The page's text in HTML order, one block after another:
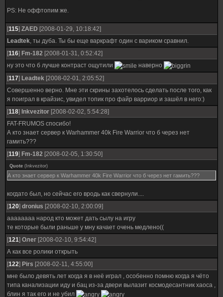
PS: Не оффтопим же.
[115] ZAED [2008-01-29, 10:18:42]
Leadtek, ты дуба. Ты бы еще варкрафт один с вариком сравнил.
[116] Fm-182 [2008-01-31, 0:52:42]
ну это что б лучше контраст ощутили
наверно
[117] Leadtek [2008-02-01, 2:05:52]
Совершенно верно. Мне эти скрины захотелось сделать после того, как
я поиграл в крайзис, увидел топик про файр варриор и зашёл в него:)
[118] Inkvezitor [2008-02-02, 5:54:28]
FAT-FRUMOS спосибо!
А кто знает сервер к Warhammer 40k Fire Warrior что б через нет
гамить???
[119] Fm-182 [2008-02-05, 1:30:50]
Quote ( Inkvezitor)
А кто знает сервер к Warhammer 40k Fire Warrior что б через нет гамить???
когдато был, но сейчас его вродь как свернули....
[120] dronius [2008-02-10, 2:00:09]
аааааааа народ кто может дать сылу на игру
те которые были раньше у мну качает очень медлено((
[121] Олег [2008-02-10, 9:54:42]
А как все ролики открыть
[122] Pirs [2008-02-11, 4:55:00]
мне было девять лет когда я в неё играл , особенно помню когда я чёто
типа канализации иду и бац из-за двери вылазит космодесантник хаоса ,
блин я так его и не убил